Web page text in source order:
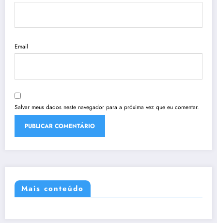
Email
Salvar meus dados neste navegador para a próxima vez que eu comentar.
Mais conteúdo